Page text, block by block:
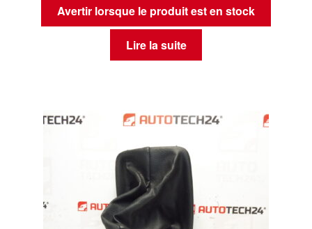
Avertir lorsque le produit est en stock
Lire la suite